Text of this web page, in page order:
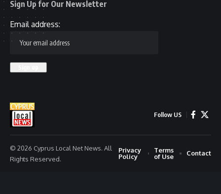
Sign Up for Our Newsletter
Email address:
Follow US
© 2026 Cyprus Local Net News. All
Rights Reserved.
Privacy
Policy
Terms
of Use
Contact